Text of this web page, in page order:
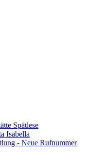
Spätlese
Isabella
- Neue Rufnummer